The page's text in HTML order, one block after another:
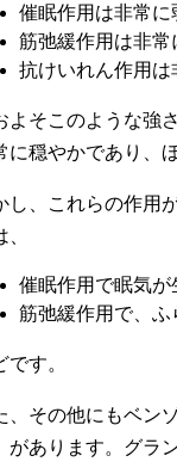
催眠作用は非常に
筋弛緩作用は非常
抗けいれん作用は
よそこのような強
に穏やかであり、
し、これらの作用
催眠作用で眠気が
筋弛緩作用で、ふ
です。
、その他にもベン
があります。グラ